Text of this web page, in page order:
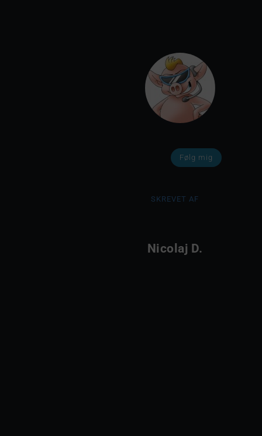
Følg mig
SKREVET AF
Nicolaj D.